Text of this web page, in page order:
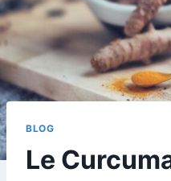
BLOG
Le